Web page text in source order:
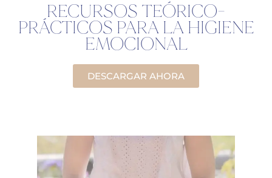
RECURSOS TEÓRICO-
PRÁCTICOS PARA LA HIGIENE
EMOCIONAL
DESCARGAR AHORA